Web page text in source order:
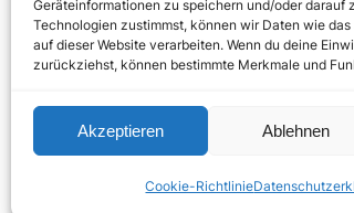
Geräteinformationen zu speichern und/oder darauf
Technologien zustimmst, können wir Daten wie
auf dieser Website verarbeiten. Wenn du deine
zurückziehst, können bestimmte Merkmale und
Akzeptieren Ablehnen
Cookie-Richtlinie